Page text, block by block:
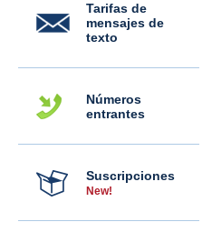
Tarifas de
mensajes de
texto
Números
entrantes
Suscripciones
New!